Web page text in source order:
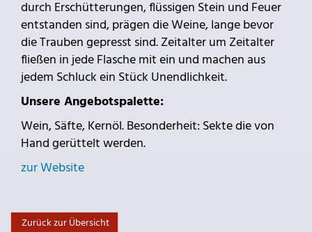
durch Erschütterungen, flüssigen Stein und Feuer
entstanden sind, prägen die Weine, lange bevor
die Trauben gepresst sind. Zeitalter um Zeitalter
fließen in jede Flasche mit ein und machen aus
jedem Schluck ein Stück Unendlichkeit.
Unsere Angebotspalette:
Wein, Säfte, Kernöl. Besonderheit: Sekte die von
Hand gerüttelt werden.
zur Website
Zurück zur Übersicht